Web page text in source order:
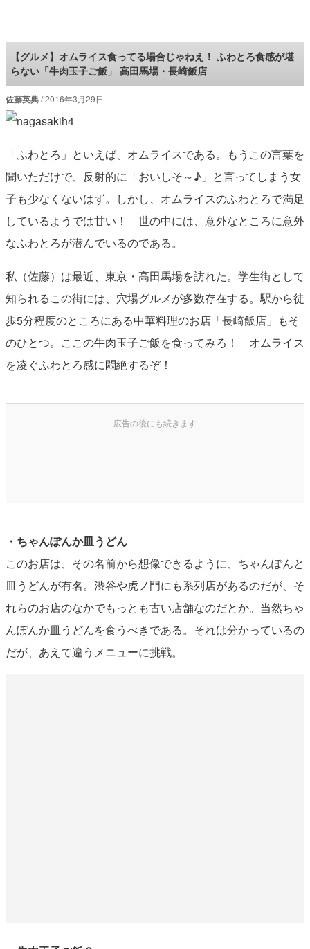
ロケットニュース24
【グルメ】オムライス食ってる場合じゃねえ！ ふわとろ食感が堪
らない「牛肉玉子ご飯」 高田馬場・長崎飯店
佐藤英典 2016年3月29日
「ふわとろ」といえば、オムライスである。もうこの言葉を
聞いただけで、反射的に「おいしそ～♪」と言ってしまう女
子も少なくないはず。しかし、オムライスのふわとろで満足
しているようでは甘い！ 世の中には、意外なところに意外
なふわとろが潜んでいるのである。
私（佐藤）は最近、東京・高田馬場を訪れた。学生街として
知られるこの街には、穴場グルメが多数存在する。駅から徒
歩5分程度のところにある中華料理のお店「長崎飯店」もそ
のひとつ。ここの牛肉玉子ご飯を食ってみろ！ オムライス
を凌ぐふわとろ感に悶絶するぞ！
・ちゃんぽんか皿うどん
このお店は、その名前から想像できるように、ちゃんぽんと
皿うどんが有名。渋谷や虎ノ門にも系列店があるのだが、そ
れらのお店のなかでもっとも古い店舗なのだとか。当然ちゃ
んぽんか皿うどんを食うべきである。それは分かっているの
だが、あえて違うメニューに挑戦。